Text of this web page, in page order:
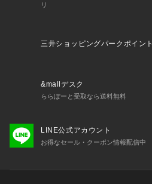
リ
三井ショッピングパークポイント
&mallデスク
ららぽーと受取なら送料無料
LINE公式アカウント
お得なセール・クーポン情報配信中